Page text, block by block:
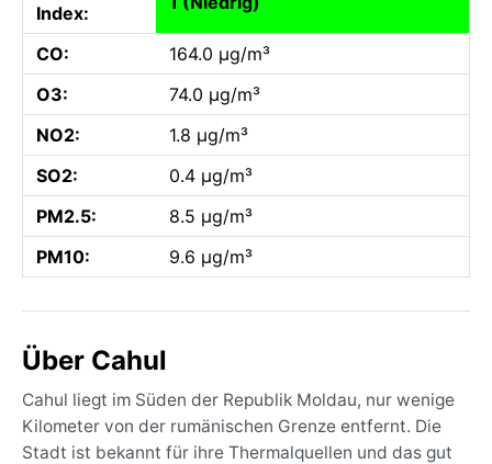
Index:
CO:
164.0 µg/m³
O3:
74.0 µg/m³
NO2:
1.8 µg/m³
SO2:
0.4 µg/m³
PM2.5:
8.5 µg/m³
PM10:
9.6 µg/m³
Über Cahul
Cahul liegt im Süden der Republik Moldau, nur wenige
Kilometer von der rumänischen Grenze entfernt. Die
Stadt ist bekannt für ihre Thermalquellen und das gut